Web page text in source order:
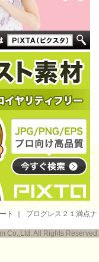
ト
プログレス２１満点ナ
Co.,Ltd. All Rights Reserved.